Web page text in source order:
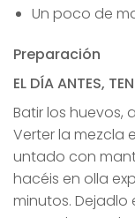
Un poco de
Preparación
EL DÍA ANTES,
Batir los huevos,
Verter la mezcla
untado con
hacéis en olla
minutos.